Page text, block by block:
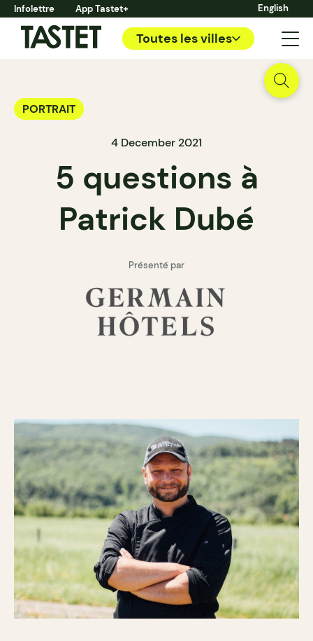
Infolettre App Tastet+ English
Toutes les villes
PORTRAIT
4 December 2021
5 questions à
Patrick Dubé
Présenté par